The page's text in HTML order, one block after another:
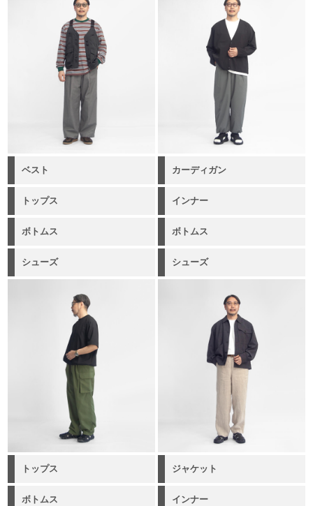
ベスト カーディガン
トップス インナー
ボトムス ボトムス
シューズ シューズ
トップス ジャケット
ボトムス インナー